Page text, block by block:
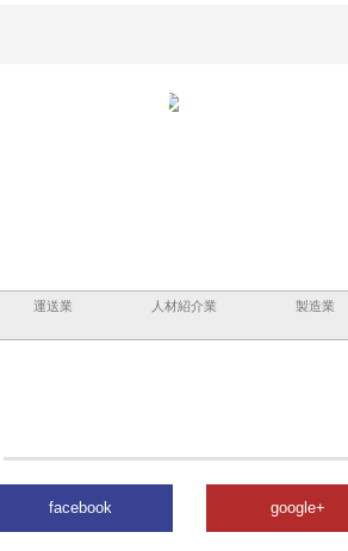
運送業 人材紹介業 製造業
facebook google+